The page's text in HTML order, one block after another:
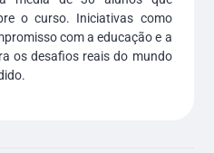
o curso. Iniciativas como
com a educação e a
os desafios reais do mundo